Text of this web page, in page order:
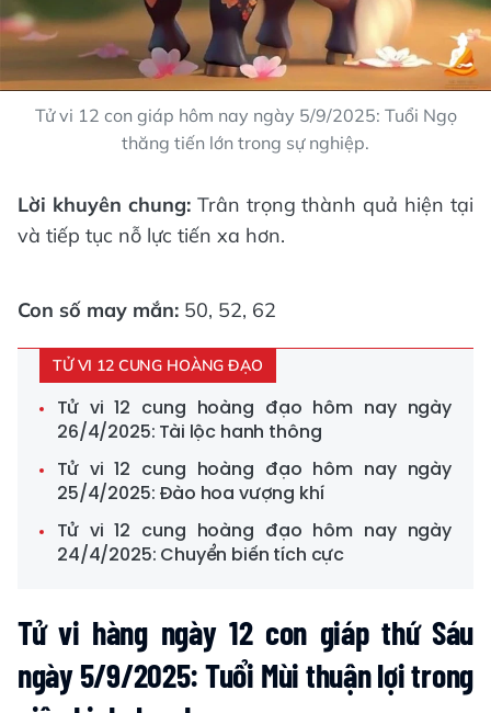
Tử vi 12 con giáp hôm nay ngày 5/9/2025: Tuổi Ngọ
thăng tiến lớn trong sự nghiệp.
Lời khuyên chung:Trân trọng thành quả hiện tại
và tiếp tục nỗ lực tiến xa hơn.
Con số may mắn: 50, 52, 62
TỬ VI 12 CUNG HOÀNG ĐẠO
Tử vi 12 cung hoàng đạo hôm nay ngày
26/4/2025: Tài lộc hanh thông
Tử vi 12 cung hoàng đạo hôm nay ngày
25/4/2025: Đào hoa vượng khí
Tử vi 12 cung hoàng đạo hôm nay ngày
24/4/2025: Chuyển biến tích cực
Tử vi hàng ngày 12 con giáp thứ Sáu
ngày 5/9/2025: Tuổi Mùi thuận lợi trong